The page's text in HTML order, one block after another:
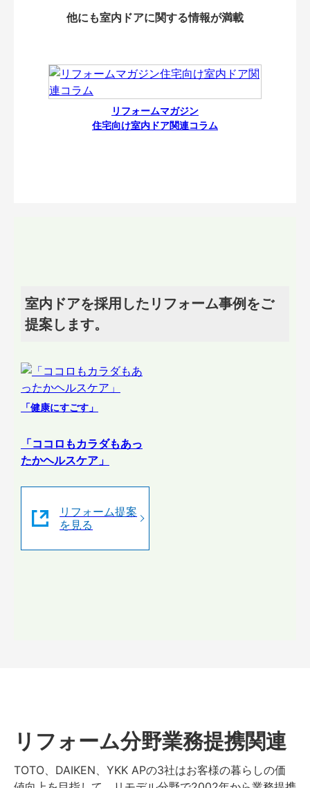
他にも室内ドアに関する情報が満載
リフォームマガジン
住宅向け室内ドア関連コラム
室内ドアを採用したリフォーム事例をご
提案します。
「健康にすごす」
「ココロもカラダもあっ
たかヘルスケア」
リフォーム提案
を見る
リフォーム分野業務提携関連
TOTO、DAIKEN、YKK APの3社はお客様の暮らしの価